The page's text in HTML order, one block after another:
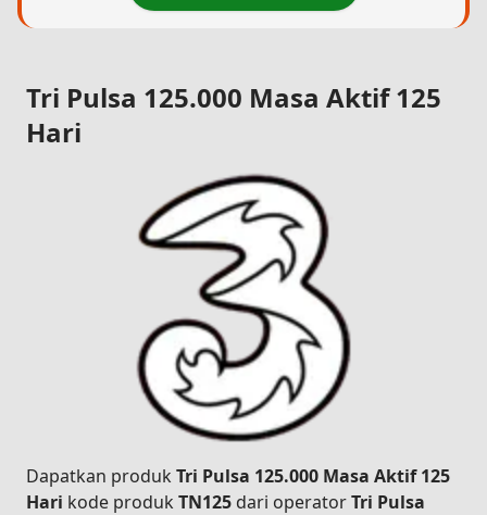
Tri Pulsa 125.000 Masa Aktif 125
Hari
Dapatkan produk Tri Pulsa 125.000 Masa Aktif 125
Hari kode produk TN125 dari operatorTri Pulsa